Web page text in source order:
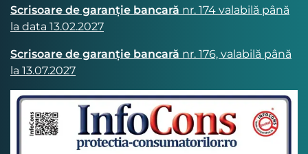
Scrisoare de garanție bancară nr. 174 valabilă până
la data 13.02.2027
Scrisoare de garanție bancară nr. 176, valabilă până
la 13.07.2027